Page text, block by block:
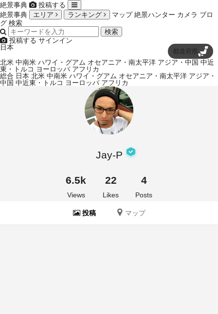
絶景事典
投稿する
絶景事典
エリア ランキング マップ 絶景ハンター カメラ ブロ
グ 検索
検索
投稿する サインイン
日本
都道府県
北米 中南米 ハワイ・グアム オセアニア・南太平洋 アジア・中国 中近
東・トルコ ヨーロッパ アフリカ
総合 日本 北米 中南米 ハワイ・グアム オセアニア・南太平洋 アジア・
中国 中近東・トルコ ヨーロッパ アフリカ
Jay-P
6.5k
Views
22
Likes
4
Posts
投稿 マップ